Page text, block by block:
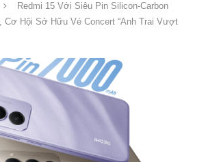
Redmi 15 Với Siêu Pin Silicon-Carbon
Cơ Hội Sở Hữu Vé Concert “Anh Trai Vượt